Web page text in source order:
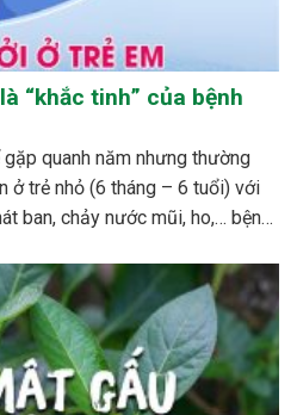
“khắc tinh” của bệnh
quanh năm nhưng thường
ở trẻ nhỏ (6 tháng – 6 tuổi) với
ban, chảy nước mũi, ho,… bệnh